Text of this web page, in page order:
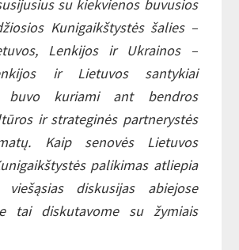
su kiekvienos buvusios
Kunigaikštystės šalies –
Lenkijos ir Ukrainos –
ir Lietuvos santykiai
buvo kuriami ant bendros
ir strateginės partnerystės
Kaip senovės Lietuvos
palikimas atliepia
viešąsias diskusijas abiejose
tai diskutavome su žymiais